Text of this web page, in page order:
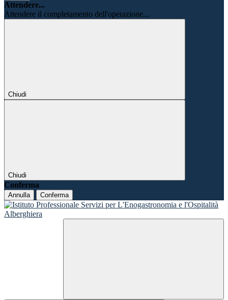
Attendere...
Attendere il completamento dell'operazione...
Chiudi
Chiudi
Conferma
Annulla Conferma